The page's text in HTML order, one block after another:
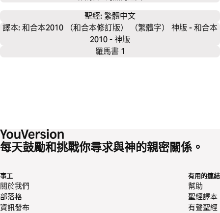
聖經: 繁體中文
譯本: 和合本2010 （和合本修訂版） （繁體字） 神版 - 和合本
2010 - 神版
羅馬書 1
每天鼓勵和挑戰你尋求與神的親密關係。
事工
關於我們
部落格
資訊發布
有用的連結
幫助
聖經譯本
有聲聖經